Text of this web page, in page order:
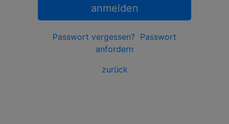
anmelden
Passwort vergessen? Passwort
anfordern
zurück